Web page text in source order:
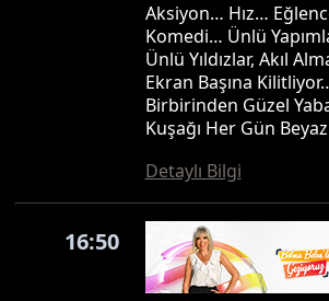
Aksiyon… Hız…
Komedi… Ünlü
Ünlü Yıldızlar, Akıl
Ekran Başına
Birbirinden Güzel
Kuşağı Her Gün Beyaz
Detaylı Bilgi
16:50